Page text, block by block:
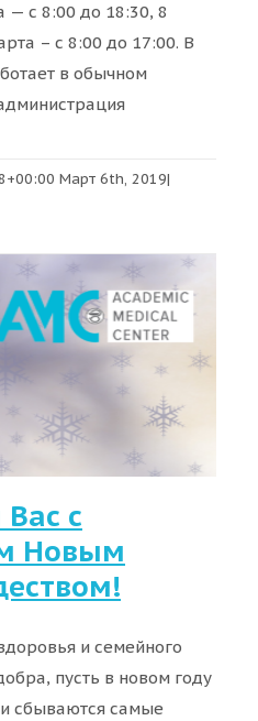
— с 8:00 до 18:30, 8
– с 8:00 до 17:00. В
в обычном
Март 6th, 2019|
с
Новым
и семейного
пусть в новом году
и сбываются самые